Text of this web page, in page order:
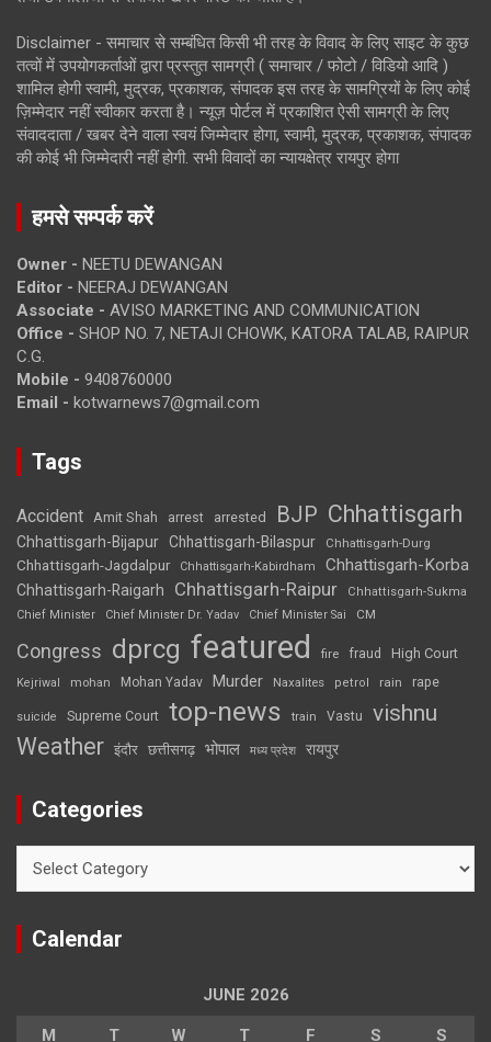
Disclaimer - समाचार से सम्बंधित किसी भी तरह के विवाद के लिए साइट के कुछ
तत्वों में उपयोगकर्ताओं द्वारा प्रस्तुत सामग्री ( समाचार / फोटो / विडियो आदि )
शामिल होगी स्वामी, मुद्रक, प्रकाशक, संपादक इस तरह के सामग्रियों के लिए कोई
ज़िम्मेदार नहीं स्वीकार करता है। न्यूज़ पोर्टल में प्रकाशित ऐसी सामग्री के लिए
संवाददाता / खबर देने वाला स्वयं जिम्मेदार होगा, स्वामी, मुद्रक, प्रकाशक, संपादक
की कोई भी जिम्मेदारी नहीं होगी. सभी विवादों का न्यायक्षेत्र रायपुर होगा
हमसे सम्पर्क करें
Owner - NEETU DEWANGAN
Editor - NEERAJ DEWANGAN
Associate - AVISO MARKETING AND COMMUNICATION
Office - SHOP NO. 7, NETAJI CHOWK, KATORA TALAB, RAIPUR
C.G.
Mobile - 9408760000
Email - kotwarnews7@gmail.com
Tags
Accident Amit Shah arrest arrested BJP Chhattisgarh
Chhattisgarh-Bijapur Chhattisgarh-Bilaspur Chhattisgarh-Durg
Chhattisgarh-Jagdalpur Chhattisgarh-Kabirdham Chhattisgarh-Korba
Chhattisgarh-Raigarh Chhattisgarh-Raipur
Chhattisgarh-Sukma
Chief Minister
Chief Minister Dr. Yadav Chief Minister Sai CM
Congress dprcg featured fire fraud High Court
Kejriwal mohan Mohan Yadav Murder Naxalites petrol rain rape
suicide Supreme Court top-news train Vastu vishnu
Weather इंदौर छत्तीसगढ़ भोपाल मध्य प्रदेश रायपुर
Categories
Calendar
JUNE 2026
M T W T F S S